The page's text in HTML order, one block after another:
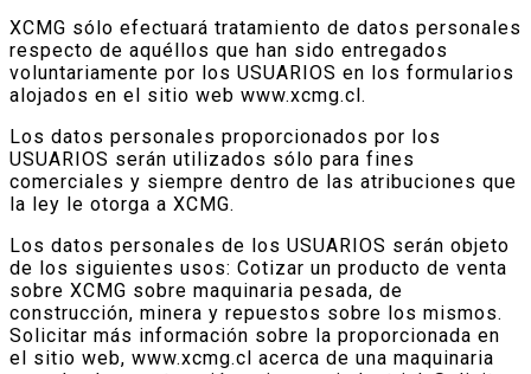
XCMG sólo efectuará tratamiento de datos personales
respecto de aquéllos que han sido entregados
voluntariamente por los USUARIOS en los formularios
alojados en el sitio web www.xcmg.cl.
Los datos personales proporcionados por los
USUARIOS serán utilizados sólo para fines
comerciales y siempre dentro de las atribuciones que
la ley le otorga a XCMG.
Los datos personales de los USUARIOS serán objeto
de los siguientes usos: Cotizar un producto de venta
sobre XCMG sobre maquinaria pesada, de
construcción, minera y repuestos sobre los mismos.
Solicitar más información sobre la proporcionada en
el sitio web, www.xcmg.cl acerca de una maquinaria